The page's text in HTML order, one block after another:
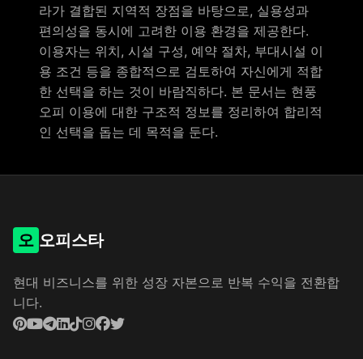
라가 결합된 지역적 장점을 바탕으로, 실용성과
편의성을 동시에 고려한 이용 환경을 제공한다.
이용자는 위치, 시설 구성, 예약 절차, 부대시설 이
용 조건 등을 종합적으로 검토하여 자신에게 적합
한 선택을 하는 것이 바람직하다. 본 문서는 현풍
오피 이용에 대한 구조적 정보를 정리하여 합리적
인 선택을 돕는 데 목적을 둔다.
오 오피스타
현대 비즈니스를 위한 성장 자본으로 반복 수익을 전환합
니다.